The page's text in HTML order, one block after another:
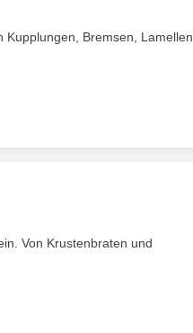
Kupplungen, Bremsen, Lamellen
Von Krustenbraten und